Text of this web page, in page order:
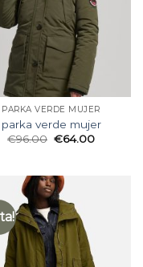
PARKA VERDE MUJER
parka verde mujer
€96.00 €64.00